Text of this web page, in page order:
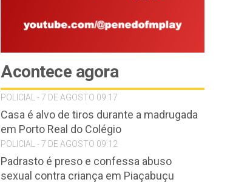
Acontece agora
POLICIAL - 7 DE AGOSTO 09:17
Casa é alvo de tiros durante a madrugada
em Porto Real do Colégio
POLICIAL - 7 DE AGOSTO 09:12
Padrasto é preso e confessa abuso
sexual contra criança em Piaçabuçu